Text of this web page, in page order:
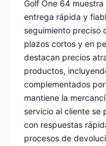
Golf One 64
entrega rápida y
seguimiento preciso
plazos cortos y en
destacan precios
productos,
complementados
mantiene la
servicio al cliente se
con respuestas
procesos de